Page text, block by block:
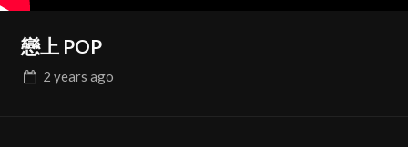
戀上 POP
2 years ago